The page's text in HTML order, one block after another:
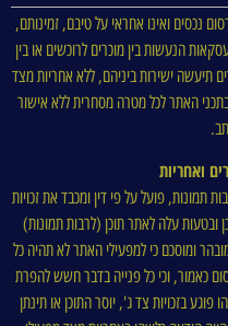
נכסים ואינו אחראי על טיבם, זמינותם,
הנעשות בין מוכרים לרוכשים או בין
תיעשה ישירות ביניהם, ללא אחריות מצד
האתר לכל מטרה מסחרית ללא אישור
ואחריות
תמונות, פועל על פי דין ומכבד את זכויות
ובטעות עלה לאתר תוכן (לרבות תמונות)
ומוסכם כי למפעילי האתר לא תהיה כל
כאמור, וכי כל פנייה בדבר חשש להפרת
פוגע בזכויות צד ג', יוסר התוכן או תינתן